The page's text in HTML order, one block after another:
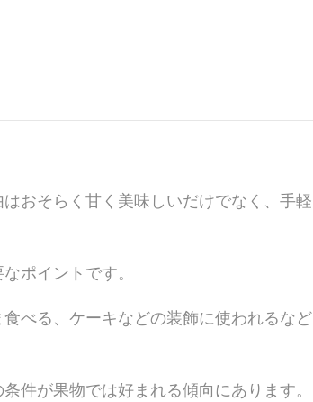
おそらく甘く美味しいだけでなく、手軽
ポイントです。
べる、ケーキなどの装飾に使われるなど
件が果物では好まれる傾向にあります。